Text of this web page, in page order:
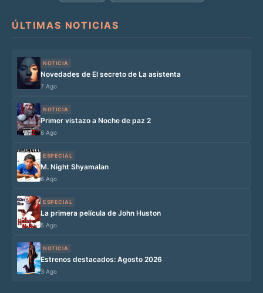
ÚLTIMAS NOTICIAS
NOTICIA
Novedades de El secreto de La asistenta
7 Ago
NOTICIA
Primer vistazo a Noche de paz 2
6 Ago
ESPECIAL
M. Night Shyamalan
6 Ago
ESPECIAL
La primera película de John Huston
5 Ago
NOTICIA
Estrenos destacados: Agosto 2026
3 Ago